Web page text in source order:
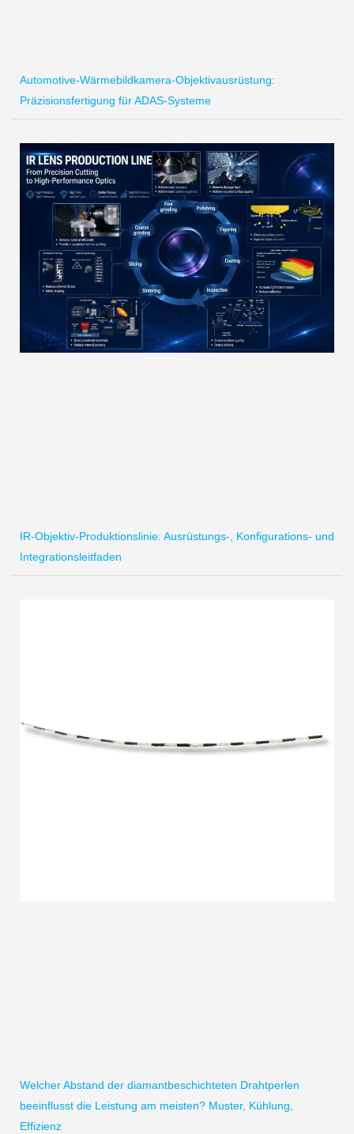
Automotive-Wärmebildkamera-Objektivausrüstung:
Präzisionsfertigung für ADAS-Systeme
IR-Objektiv-Produktionslinie: Ausrüstungs-, Konfigurations- und
Integrationsleitfaden
Welcher Abstand der diamantbeschichteten Drahtperlen
beeinflusst die Leistung am meisten? Muster, Kühlung,
Effizienz